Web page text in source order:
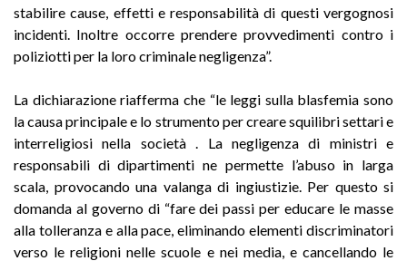
stabilire cause, effetti e responsabilità di questi vergognosi
incidenti. Inoltre occorre prendere provvedimenti contro i
poliziotti per la loro criminale negligenza”.
La dichiarazione riafferma che “le leggi sulla blasfemia sono
la causa principale e lo strumento per creare squilibri settari e
interreligiosi nella società . La negligenza di ministri e
responsabili di dipartimenti ne permette l’abuso in larga
scala, provocando una valanga di ingiustizie. Per questo si
domanda al governo di “fare dei passi per educare le masse
alla tolleranza e alla pace, eliminando elementi discriminatori
verso le religioni nelle scuole e nei media, e cancellando le